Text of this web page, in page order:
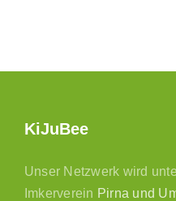
KiJuBee
Unser Netzwerk wird
Imkerverein Pirna und